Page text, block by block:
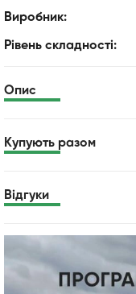
Виробник:
Рівень складності:
Опис
Купують разом
Відгуки